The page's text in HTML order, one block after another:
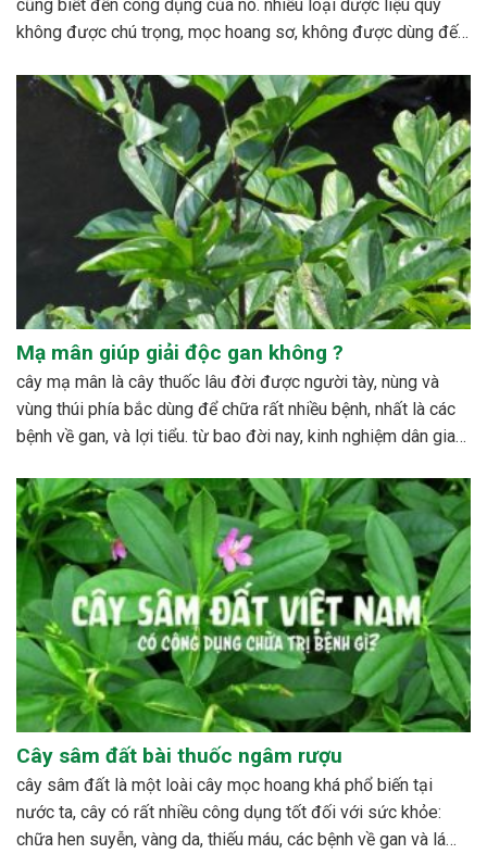
cũng biết đến công dụng của nó. nhiều loại dược liệu quý
không được chú trọng, mọc hoang sơ, không được dùng đến,
Mạ mân giúp giải độc gan không ?
cây mạ mân là cây thuốc lâu đời được người tày, nùng và
vùng thúi phía bắc dùng để chữa rất nhiều bệnh, nhất là các
bệnh về gan, và lợi tiểu. từ bao đời nay, kinh nghiệm dân gian
Cây sâm đất bài thuốc ngâm rượu
cây sâm đất là một loài cây mọc hoang khá phổ biến tại
nước ta, cây có rất nhiều công dụng tốt đối với sức khỏe:
chữa hen suyễn, vàng da, thiếu máu, các bệnh về gan và lá